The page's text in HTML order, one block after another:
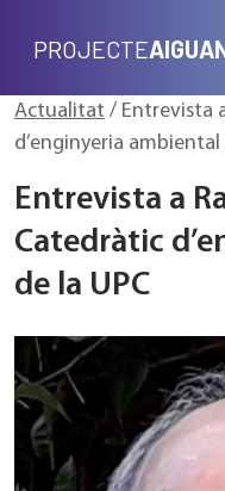
PROJECTE
Actualitat / Entrevista
d’enginyeria ambiental
Entrevista a
Catedràtic
de la UPC